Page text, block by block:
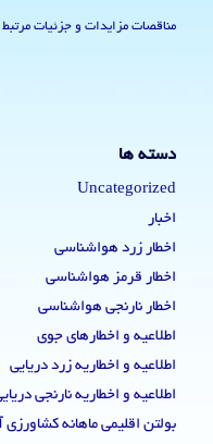
مناقصات مزایدات و جزئیات
دسته ها
Uncategorized
اخبار
اخطار زرد هواشناسی
اخطار قرمز هواشناسی
اخطار نارنجی هواشناسی
اطلاعیه و اخطارهای جوی
اطلاعیه و اخطاریه زرد دریایی
اطلاعیه و اخطاریه نارنجی
بولتن اقلیمی ماهانه کشاورزی